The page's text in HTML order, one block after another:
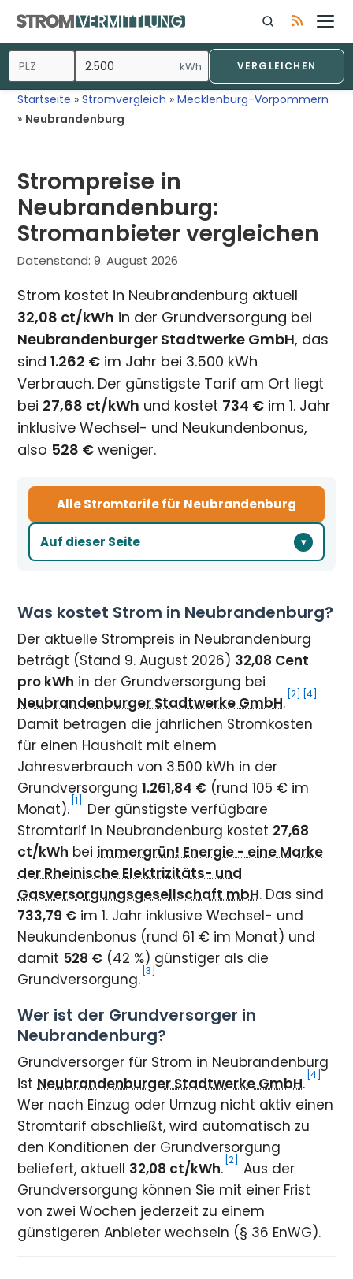
Inhalt
springen
kWh VERGLEICHEN
Startseite »Stromvergleich »Mecklenburg-Vorpommern
» Neubrandenburg
Strompreise in
Neubrandenburg:
Stromanbieter vergleichen
Datenstand:9. August 2026
Strom kostet in Neubrandenburg aktuell
32,08 ct/kWh in der Grundversorgung bei
Neubrandenburger Stadtwerke GmbH, das
sind1.262 € im Jahr bei 3.500 kWh
Verbrauch. Der günstigste Tarif am Ort liegt
bei 27,68 ct/kWh und kostet 734 € im 1. Jahr
inklusive Wechsel- und Neukundenbonus,
also 528 € weniger.
Auf dieser Seite
Alle Stromtarife für Neubrandenburg
Was kostet Strom in Neubrandenburg?
Der aktuelle Strompreis in Neubrandenburg
beträgt (Stand 9. August 2026) 32,08 Cent
pro kWh in der Grundversorgung bei
Neubrandenburger Stadtwerke GmbH. [2] [4]
Damit betragen die jährlichen Stromkosten
für einen Haushalt mit einem
Jahresverbrauch von 3.500 kWh in der
Grundversorgung1.261,84 € (rund 105 € im
Monat). [1]
Der günstigste verfügbare
Stromtarif in Neubrandenburg kostet 27,68
ct/kWh beiimmergrün! Energie - eine Marke
der Rheinische Elektrizitäts- und
Gasversorgungsgesellschaft mbH. Das sind
733,79 € im 1. Jahr inklusive Wechsel- und
Neukundenbonus (rund 61 € im Monat) und
damit 528 € (42 %) günstiger als die
Grundversorgung. [3]
Wer ist der Grundversorger in
Neubrandenburg?
Grundversorger für Strom in Neubrandenburg
istNeubrandenburger Stadtwerke GmbH. [4]
Wer nach Einzug oder Umzug nicht aktiv einen
Stromtarif abschließt, wird automatisch zu
den Konditionen der Grundversorgung
beliefert, aktuell 32,08 ct/kWh. [2]
Aus der
Grundversorgung können Sie mit einer Frist
von zwei Wochen jederzeit zu einem
günstigeren Anbieter wechseln (§ 36 EnWG).